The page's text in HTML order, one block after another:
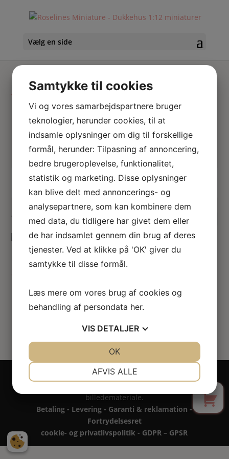
Vælg en side
Dukkehus
makeupbord
Hjem / Varer tagged “Dukkehus makeupbord”
Skriv
hvad
her
Søg
Viser 1 resultat
Rundt makeupbord m vippespejl
537.00 kr.
Copyright 2024 - All rights reserved RoseLines
billedemateriale.
Betaling - Levering - Garanti & reklamation -
Fortrydelsesret
cookie- og privatlivspolitik - GDPR – GPSR
0
Samtykke til cookies
Vi og vores samarbejdspartnere bruger
teknologier, herunder cookies, til at
indsamle oplysninger om dig til forskellige
formål, herunder: Tilpasning af annoncering,
bedre brugeroplevelse, funktionalitet,
statistik og marketing. Disse oplysninger
kan blive delt med annoncerings- og
analysepartnere, som kan kombinere dem
med data, du tidligere har givet dem eller
de har indsamlet gennem din brug af deres
tjenester. Ved at klikke på 'OK' giver du
samtykke til disse formål.
Læs mere om vores brug af cookies og
behandling af persondata her.
VIS DETALJER
AFVIS ALLE
OK